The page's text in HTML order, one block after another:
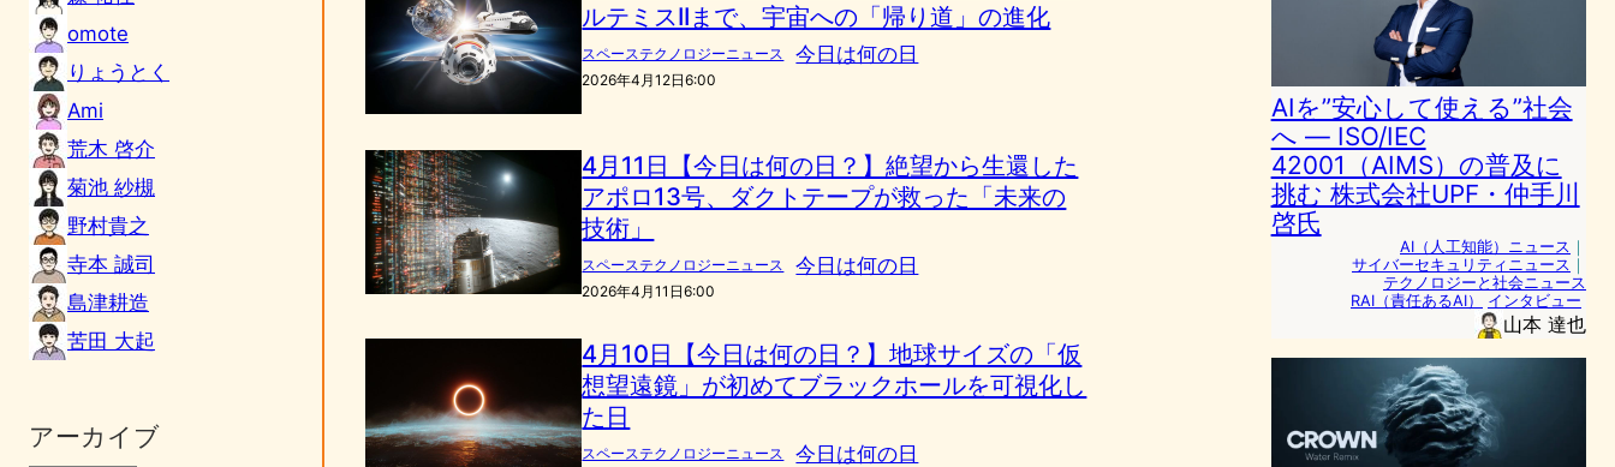
omote
りょうとく
Ami
荒木 啓介
菊池 紗槻
野村貴之
寺本 誠司
島津耕造
苦田 大起
アーカイブ
ルテミスIIまで、宇宙への「帰り道」の進化
スペーステクノロジーニュース 今日は何の日
2026年4月12日6:00
4月11日【今日は何の日？】絶望から生還した
アポロ13号、ダクトテープが救った「未来の
技術」
スペーステクノロジーニュース 今日は何の日
2026年4月11日6:00
4月10日【今日は何の日？】地球サイズの「仮
想望遠鏡」が初めてブラックホールを可視化し
た日
スペーステクノロジーニュース 今日は何の日
AIを”安心して使える”社会
へ ― ISO/IEC
42001（AIMS）の普及に
挑む 株式会社UPF・仲手川
啓氏
AI（人工知能）ニュース ｜
サイバーセキュリティニュース ｜
テクノロジーと社会ニュース
RAI（責任あるAI）
インタビュー
山本 達也